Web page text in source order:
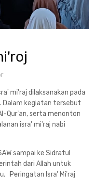
mi'raj dilaksanakan pada
Dalam kegiatan tersebut
Qur'an, serta menonton
isra' mi'raj nabi
sampai ke Sidratul
dari Allah untuk
Peringatan Isra' Mi'raj